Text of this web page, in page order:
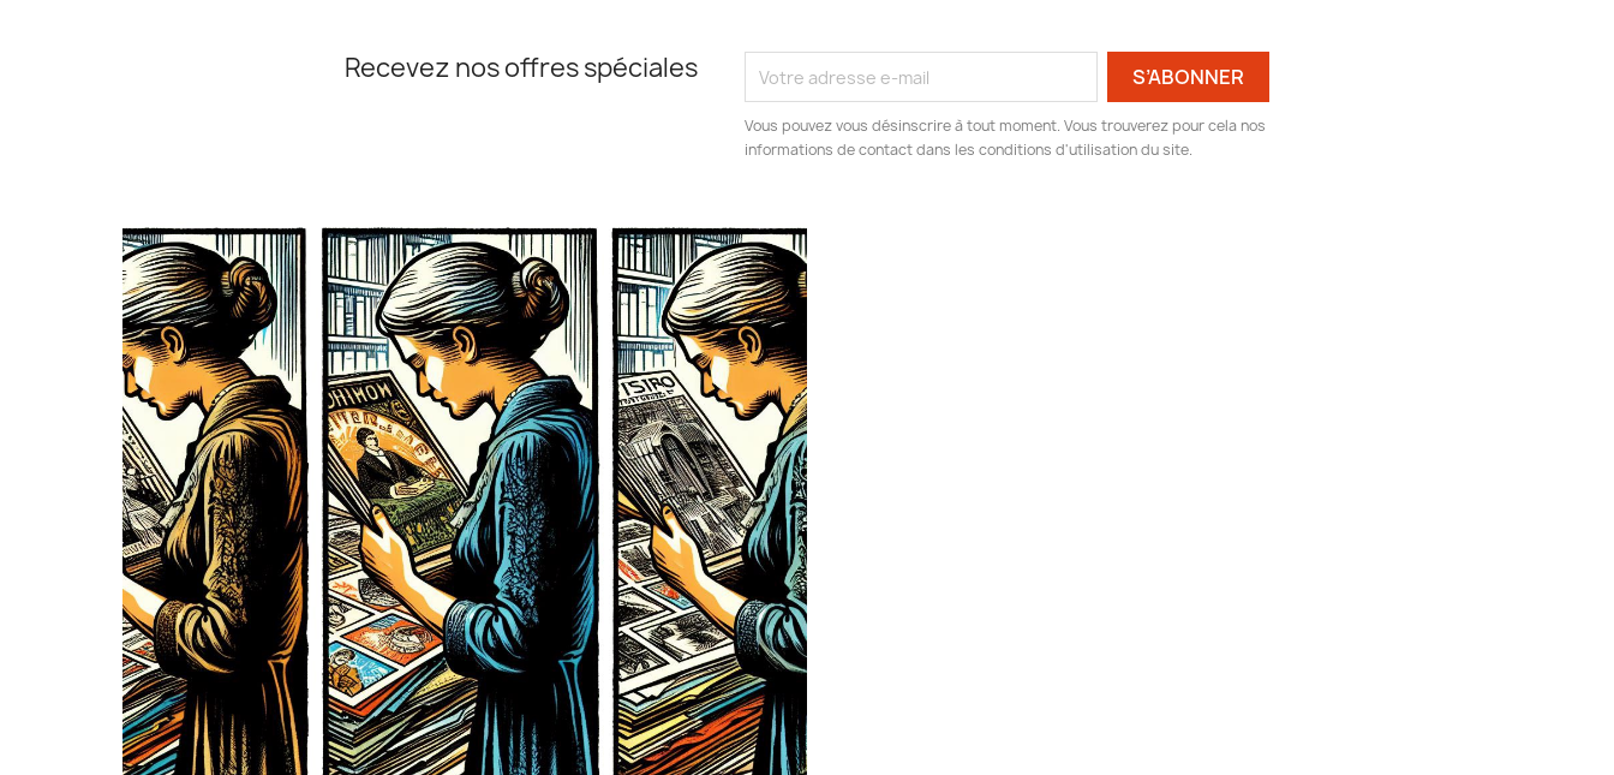
Recevez nos offres spéciales
Vous pouvez vous désinscrire à tout moment. Vous trouverez pour cela nos
informations de contact dans les conditions d'utilisation du site.